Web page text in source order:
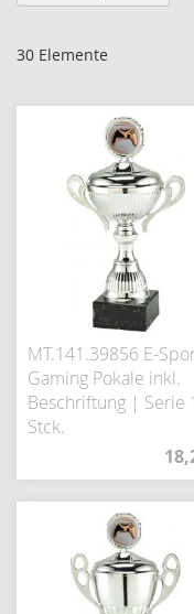
30 Elemente
MT.141.39856 E-
Gaming Pokale inkl.
Beschriftung | Serie
Stck.